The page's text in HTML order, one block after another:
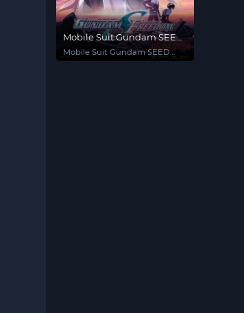
Mobile Suit Gundam SEED
FREEDOM
Mobile Suit Gundam SEED